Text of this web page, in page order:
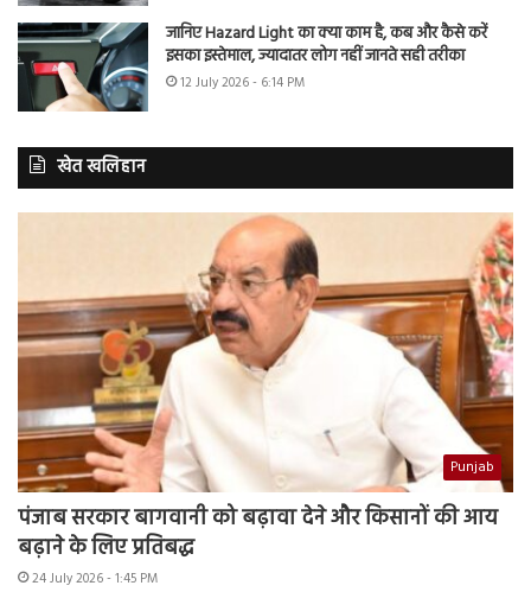
जानिए Hazard Light का क्या काम है, कब और कैसे करें
इसका इस्तेमाल, ज्यादातर लोग नहीं जानते सही तरीका
12 July 2026 - 6:14 PM
खेत खलिहान
Punjab
पंजाब सरकार बागवानी को बढ़ावा देने और किसानों की आय
बढ़ाने के लिए प्रतिबद्ध
24 July 2026 - 1:45 PM